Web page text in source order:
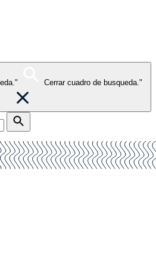
Cerrar cuadro de busqueda."